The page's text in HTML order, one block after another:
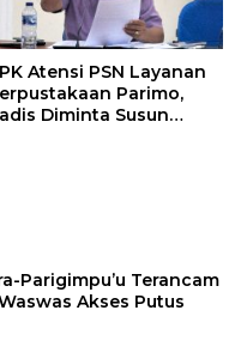
Atensi PSN Layanan
Parimo,
Diminta Susun
Parigimpu’u Terancam
Akses Putus